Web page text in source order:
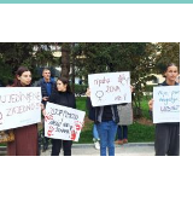
Kolumne
Lične priče
Saradnja sa